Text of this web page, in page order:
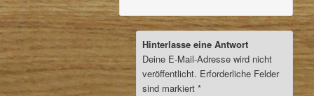
Hinterlasse eine Antwort
Deine E-Mail-Adresse wird nicht
veröffentlicht. Erforderliche Felder
sind markiert*